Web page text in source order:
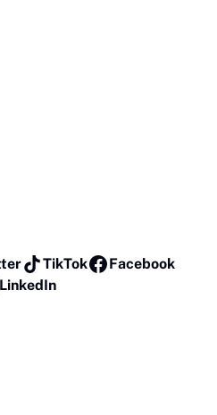
TikTok
Facebook
LinkedIn